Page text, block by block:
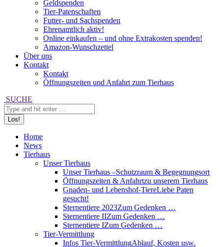
Geldspenden
Tier-Patenschaften
Futter- und Sachspenden
Ehrenamtlich aktiv!
Online einkaufen – und ohne Extrakosten spenden!
Amazon-Wunschzettel
Über uns
Kontakt
Kontakt
Öffnungszeiten und Anfahrt zum Tierhaus
Search:
SUCHE
Home
News
Tierhaus
Unser Tierhaus
Unser Tierhaus –Schutzraum & Begegnungsort
Öffnungszeiten & Anfahrtzu unserem Tierhaus
Gnaden- und Lebenshof-TiereLiebe Paten
gesucht!
Sternentiere 2023Zum Gedenken …
Sternentiere IIZum Gedenken …
Sternentiere IZum Gedenken …
Tier-Vermittlung
Infos Tier-VermittlungAblauf, Kosten usw.